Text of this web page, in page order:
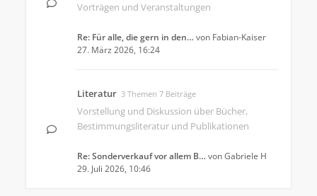
Vorträgen und Veranstaltungen
Re: Für alle, die gern in den… von Fabian-Kaiser
27. März 2026, 16:24
Literatur 3 Themen 7 Beiträge
Vorstellung und Diskussion über Bücher,
Bestimmungsliteratur und Publikationen
Re: Sonderverkauf vor allem B… vonGabriele H
29. Juli 2026, 10:46